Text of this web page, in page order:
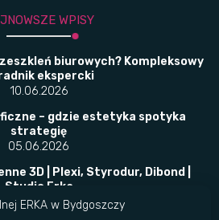
WPISY
biurowych? Kompleksowy
ekspercki
10.06.2026
– gdzie estetyka spotyka
strategię
05.06.2026
3D | Plexi, Styrodur, Dibond |
Studio Erka
02.06.2026